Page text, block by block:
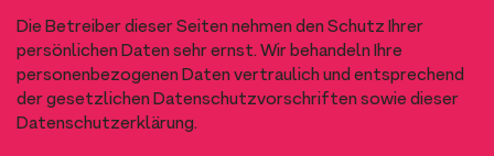
Die Betreiber dieser Seiten nehmen den Schutz Ihrer
persönlichen Daten sehr ernst. Wir behandeln Ihre
personenbezogenen Daten vertraulich und entsprechend
der gesetzlichen Datenschutzvorschriften sowie dieser
Datenschutzerklärung.